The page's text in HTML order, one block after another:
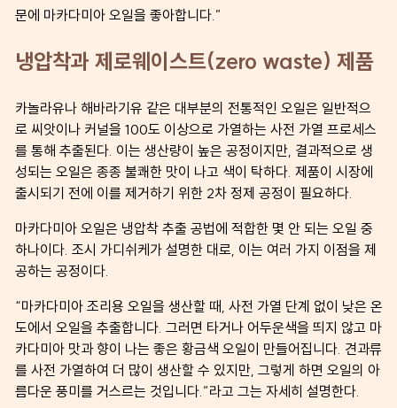
문에 마카다미아 오일을 좋아합니다.”
냉압착과 제로웨이스트(zero waste) 제품
카놀라유나 해바라기유 같은 대부분의 전통적인 오일은 일반적으
로 씨앗이나 커널을 100도 이상으로 가열하는 사전 가열 프로세스
를 통해 추출된다. 이는 생산량이 높은 공정이지만, 결과적으로 생
성되는 오일은 종종 불쾌한 맛이 나고 색이 탁하다. 제품이 시장에
출시되기 전에 이를 제거하기 위한 2차 정제 공정이 필요하다.
마카다미아 오일은 냉압착 추출 공법에 적합한 몇 안 되는 오일 중
하나이다. 조시 가디쉬케가 설명한 대로, 이는 여러 가지 이점을 제
공하는 공정이다.
“마카다미아 조리용 오일을 생산할 때, 사전 가열 단계 없이 낮은 온
도에서 오일을 추출합니다. 그러면 타거나 어두운색을 띄지 않고 마
카다미아 맛과 향이 나는 좋은 황금색 오일이 만들어집니다. 견과류
를 사전 가열하여 더 많이 생산할 수 있지만, 그렇게 하면 오일의 아
름다운 풍미를 거스르는 것입니다.”라고 그는 자세히 설명한다.